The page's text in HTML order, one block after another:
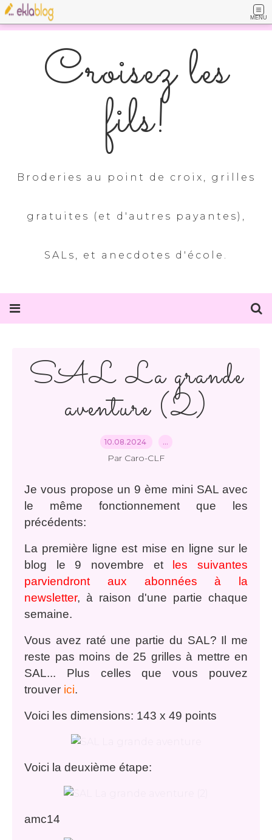
MENU
Croisez les
fils!
Broderies au point de croix, grilles
gratuites (et d'autres payantes),
SALs, et anecdotes d'école.
SAL La grande
aventure (2)
10.08.2024 …
Par Caro-CLF
Je vous propose un 9 ème mini SAL avec
le même fonctionnement que les
précédents:
La première ligne est mise en ligne sur le
blog le 9 novembre et
les suivantes
parviendront aux abonnées à la
newsletter, à raison d'une partie chaque
semaine.
Vous avez raté une partie du SAL? Il me
reste pas moins de 25 grilles à mettre en
SAL... Plus celles que vous pouvez
trouver ici.
Voici les dimensions: 143 x 49 points
Voici la deuxième étape:
amc14